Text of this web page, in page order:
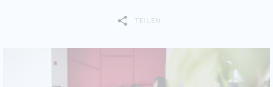
TEILEN